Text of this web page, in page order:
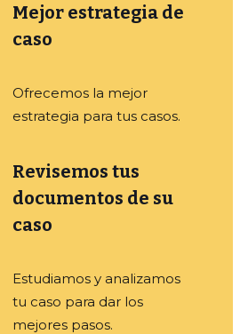
Mejor estrategia de
caso
Ofrecemos la mejor
estrategia para tus casos.
Revisemos tus
documentos de su
caso
Estudiamos y analizamos
tu caso para dar los
mejores pasos.